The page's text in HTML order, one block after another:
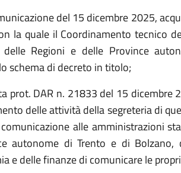
del 15 dicembre 2025,
la quale il Coordinamento tecnico
delle Regioni e delle Province
schema di decreto in titolo;
prot. DAR n. 21833 del 15 dicembre
delle attività della segreteria di
alle amministrazioni
autonome di Trento e di
e delle finanze di comunicare le